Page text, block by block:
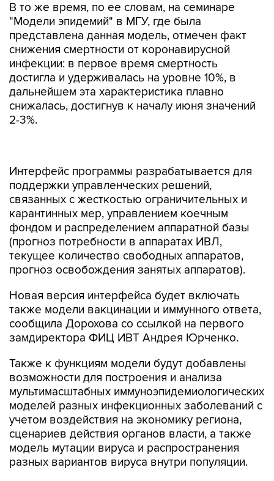
В то же время, по ее словам, на семинаре
"Модели эпидемий" в МГУ, где была
представлена данная модель, отмечен факт
снижения смертности от коронавирусной
инфекции: в первое время смертность
достигла и удерживалась на уровне 10%, в
дальнейшем эта характеристика плавно
снижалась, достигнув к началу июня значений
2-3%.
связанных с жесткостью ограничительных и
карантинных мер, управлением коечным
фондом и распределением аппаратной базы
(прогноз потребности в аппаратах ИВЛ,
текущее количество свободных аппаратов,
прогноз освобождения занятых аппаратов).
Новая версия интерфейса будет включать
сообщила Дорохова со ссылкой на первого
замдиректора ФИЦ ИВТ Андрея Юрченко.
Также к функциям модели будут добавлены
мультимасштабных иммуноэпидемиологических
моделей разных инфекционных заболеваний с
учетом воздействия на экономику региона,
сценариев действия органов власти, а также
модель мутации вируса и распространения
разных вариантов вируса внутри популяции.
"Модель моделей"